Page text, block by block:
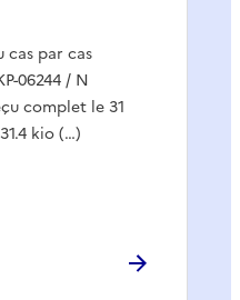
cas par cas
06244 / N
complet le 31
kio (…)